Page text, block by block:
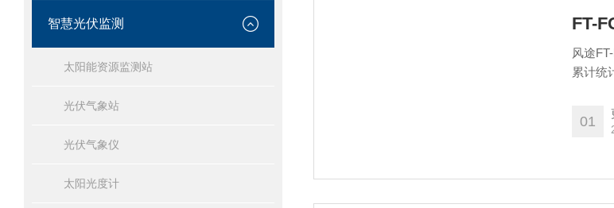
智慧光伏监测
太阳能资源监测站
光伏气象站
光伏气象仪
太阳光度计
FT-
风途
累计统
据的
运维
01